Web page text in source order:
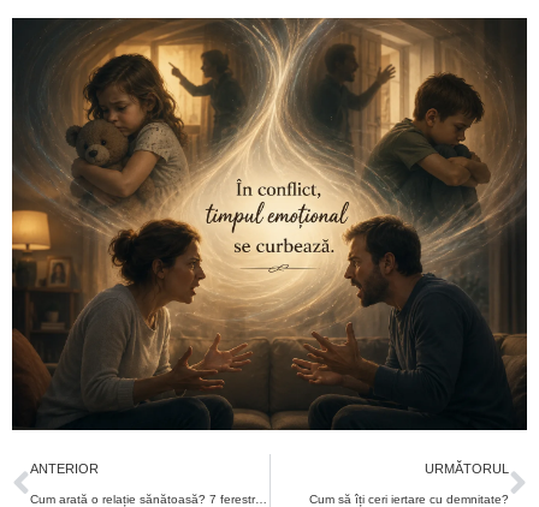
ANTERIOR
Cum arată o relație sănătoasă? 7 ferestre ale iubirii
URMĂTORUL
Cum să îți ceri iertare cu demnitate?